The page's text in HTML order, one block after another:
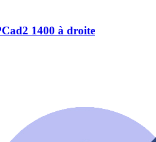
1400 à droite